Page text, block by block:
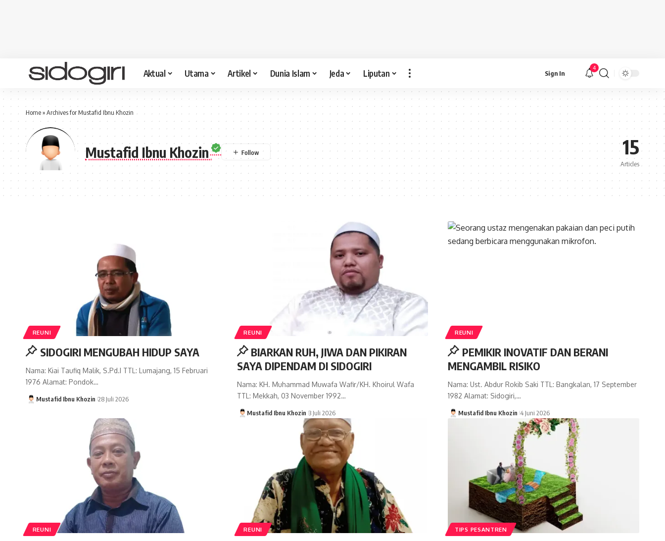
Aktual Utama Artikel Dunia Islam Jeda Liputan Sign In
4
Home»Archives for Mustafid Ibnu Khozin
Mustafid Ibnu Khozin 15
Articles
REUNI
SIDOGIRI MENGUBAH HIDUP SAYA
Nama: Kiai Taufiq Malik, S.Pd.I TTL: Lumajang, 15 Februari
1976 Alamat: Pondok…
Mustafid Ibnu Khozin 28 Juli 2026
REUNI
BIARKAN RUH, JIWA DAN PIKIRAN
SAYA DIPENDAM DI SIDOGIRI
Nama: KH. Muhammad Muwafa Wafir/KH. Khoirul Wafa
TTL: Mekkah, 03 November 1992…
Mustafid Ibnu Khozin 3 Juli 2026
REUNI
PEMIKIR INOVATIF DAN BERANI
MENGAMBIL RISIKO
Nama: Ust. Abdur Rokib Saki TTL: Bangkalan, 17 September
1982 Alamat: Sidogiri,…
Mustafid Ibnu Khozin 4 Juni 2026
REUNI REUNI TIPS PESANTREN